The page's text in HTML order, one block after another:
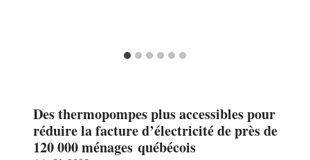
Des thermopompes plus accessibles pour
réduire la facture d’électricité de près de
120 000 ménages québécois